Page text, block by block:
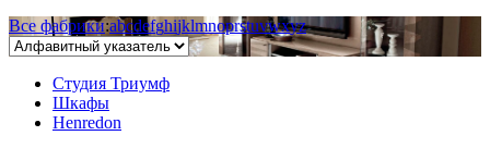
Все фабрики:abcdefghijklmnoprstuvwxyz
Студия Триумф
Шкафы
Henredon